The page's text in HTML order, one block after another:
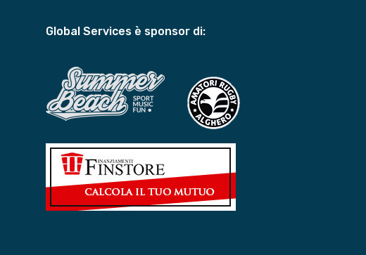
Global Services è sponsor di: